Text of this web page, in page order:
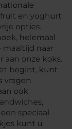
fruit en yoghurt
opties.
helemaal
maaltijd naar
aan onze koks.
begint, kunt
vragen.
ook
speciaal
kunt u